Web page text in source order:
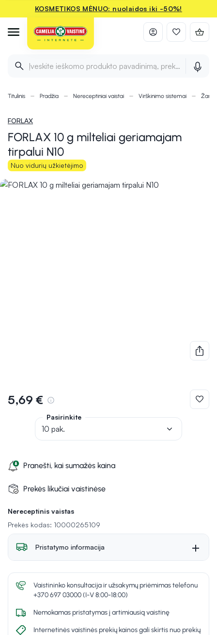
KOSMETIKOS MĖNUO: nuolaidos iki -50%!
Įveskite ieškomo produkto pavadinimą, prekės ženklą ir
Titulinis Pradžia Nereceptiniai vaistai Virškinimo sistemai
FORLAX
FORLAX 10 g milteliai geriamajam
tirpalui N10
Nuo vidurių užkietėjimo
Nereceptinis vaistas
Prekės kodas: 10000265109
5,69 €
Pranešti, kai sumažės kaina
Prekės likučiai vaistinėse
Pasirinkite
10 pak.
Pristatymo informacija
Vaistininko konsultacija ir užsakymų priėmimas telefonu
+370 697 03000 (I-V 8:00-18:00)
Nemokamas pristatymas į artimiausią vaistinę
Internetinės vaistinės prekių kainos gali skirtis nuo prekių